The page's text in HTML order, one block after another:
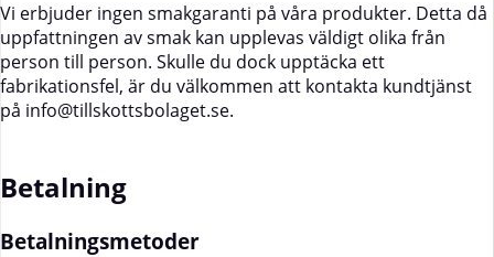
Vi erbjuder ingen smakgaranti på våra produkter. Detta då
uppfattningen av smak kan upplevas väldigt olika från
person till person. Skulle du dock upptäcka ett
fabrikationsfel, är du välkommen att kontakta kundtjänst
på info@tillskottsbolaget.se.
Betalning
Betalningsmetoder